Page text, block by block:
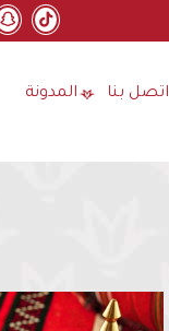
اتصل بنا المدونة